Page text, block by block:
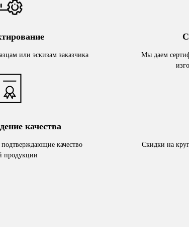
или эскизам заказчика
Мы даем
качества
качество
продукции
Скидки на